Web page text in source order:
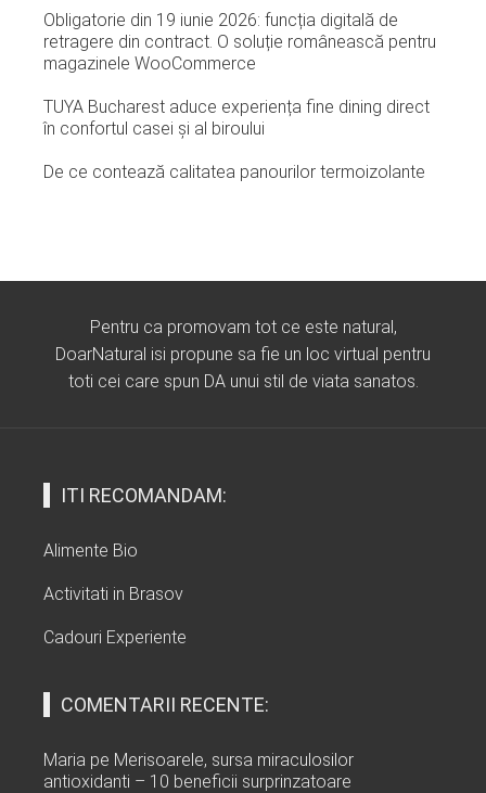
Obligatorie din 19 iunie 2026: funcția digitală de
retragere din contract. O soluție românească pentru
magazinele WooCommerce
TUYA Bucharest aduce experiența fine dining direct
în confortul casei și al biroului
De ce contează calitatea panourilor termoizolante
Pentru ca promovam tot ce este natural,
DoarNatural isi propune sa fie un loc virtual pentru
toti cei care spun DA unui stil de viata sanatos.
ITI RECOMANDAM:
Alimente Bio
Activitati in Brasov
Cadouri Experiente
COMENTARII RECENTE:
Maria pe Merisoarele, sursa miraculosilor
antioxidanti – 10 beneficii surprinzatoare